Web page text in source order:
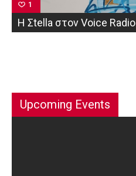
1
Η Σtella στον Voice Radio
Upcoming Events